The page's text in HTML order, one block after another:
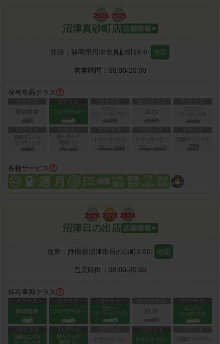
沼津真砂町店
住所： 静岡県沼津市真砂町16-9 地図
営業時間： 08:00-20:00
保有車両クラス
各種サービス
沼津日の出店
住所： 静岡県沼津市日の出町2-50 地図
営業時間： 08:00-20:00
保有車両クラス